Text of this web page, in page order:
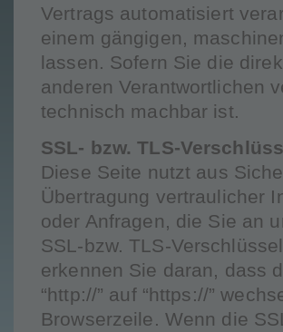
Vertrags automatisiert
einem gängigen,
lassen. Sofern Sie die
anderen Verantwortlichen
technisch machbar ist.
SSL- bzw. TLS-
Diese Seite nutzt aus
Übertragung vertraulicher
oder Anfragen, die Sie an
SSL-bzw. TLS-
erkennen Sie daran, dass
“http://” auf “https://”
Browserzeile. Wenn die